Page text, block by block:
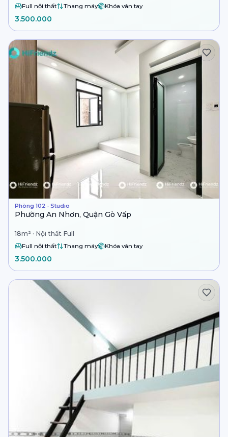
Full nội thất Thang máy Khóa vân tay
3.500.000
Phòng 102 · Studio
Phường An Nhơn, Quận Gò Vấp
18m² · Nội thất Full
Full nội thất Thang máy Khóa vân tay
3.500.000